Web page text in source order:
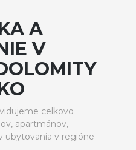
A
V
celkovo
apartmánov,
ubytovania v regióne